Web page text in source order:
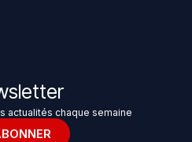
actualités chaque semaine